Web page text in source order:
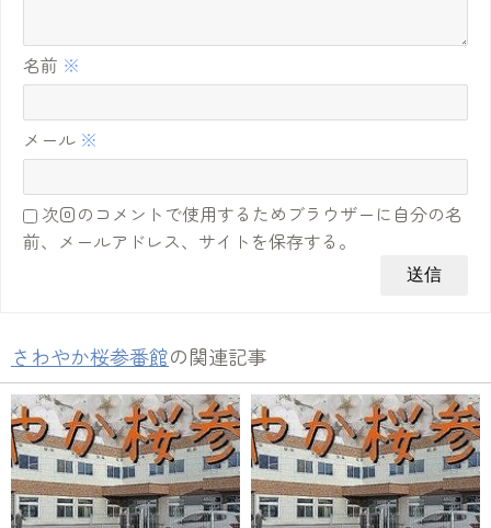
名前 ※
メール ※
次回のコメントで使用するためブラウザーに自分の名
前、メールアドレス、サイトを保存する。
さわやか桜参番館の関連記事